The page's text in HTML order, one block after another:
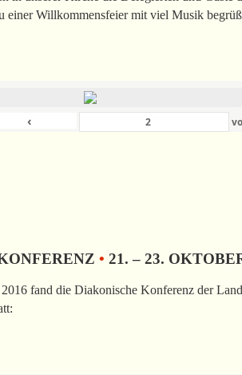
einer Willkommensfeier mit viel Musik
‹
• 21. – 23.
fand die Diakonische Konferenz der